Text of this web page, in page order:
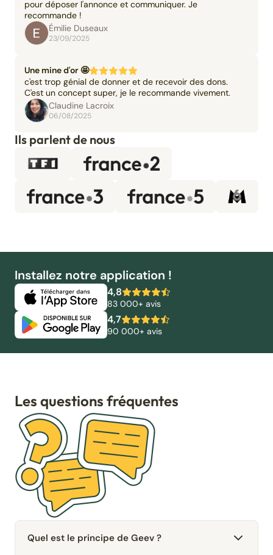
pour déposer l'annonce et communiquer. Je
recommande !
Émilie Duseaux
23/09/2025
Une mine d'or 🤩
c'est trop génial de donner et de recevoir des dons.
C'est un concept super, je le recommande vivement.
Claudine Lacroix
06/08/2025
Ils parlent de nous
Installez notre application !
4,8
83 000+ avis
4,7
90 000+ avis
Les questions fréquentes
Quel est le principe de Geev ?